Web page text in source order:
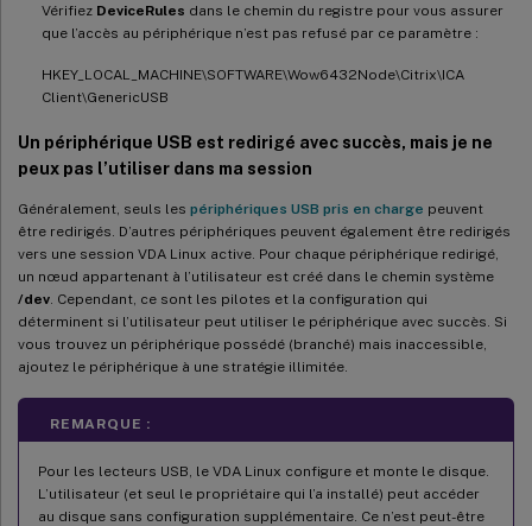
Vérifiez DeviceRules dans le chemin du registre pour vous assurer
que l’accès au périphérique n’est pas refusé par ce paramètre :
HKEY_LOCAL_MACHINE\SOFTWARE\Wow6432Node\Citrix\ICA
Client\GenericUSB
Un périphérique USB est redirigé avec succès, mais je ne
peux pas l’utiliser dans ma session
Généralement, seuls les périphériques USB pris en charge peuvent
être redirigés. D’autres périphériques peuvent également être redirigés
vers une session VDA Linux active. Pour chaque périphérique redirigé,
un nœud appartenant à l’utilisateur est créé dans le chemin système
/dev . Cependant, ce sont les pilotes et la configuration qui
déterminent si l’utilisateur peut utiliser le périphérique avec succès. Si
vous trouvez un périphérique possédé (branché) mais inaccessible,
ajoutez le périphérique à une stratégie illimitée.
REMARQUE :
Pour les lecteurs USB, le VDA Linux configure et monte le disque.
L’utilisateur (et seul le propriétaire qui l’a installé) peut accéder
au disque sans configuration supplémentaire. Ce n’est peut-être